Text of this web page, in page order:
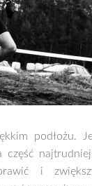
podłożu.
część
i